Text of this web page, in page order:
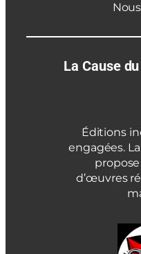
La Cause
Éditions
engagées.
d’œuvres